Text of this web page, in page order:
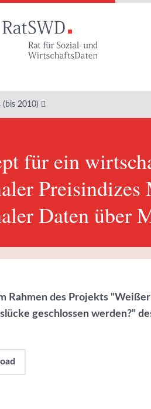
(bis 2010)
für ein
Daten über
Rahmen des Projekts
geschlossen werden?"